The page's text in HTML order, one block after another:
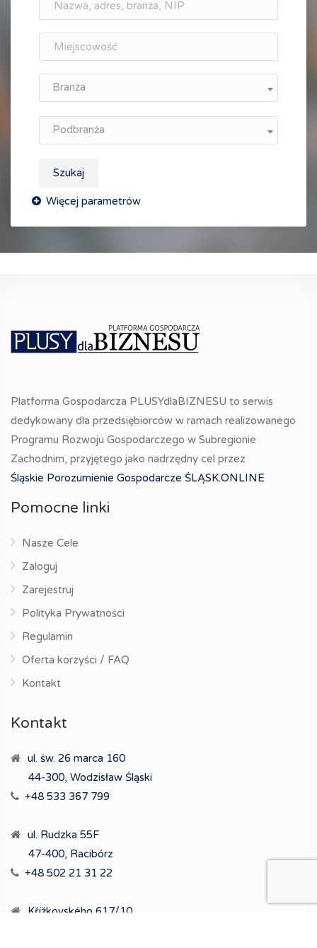
Branża
Podbranża
Szukaj
Platforma Gospodarcza PLUSYdlaBIZNESU to serwis
dedykowany dla przedsiębiorców w ramach realizowanego
Programu Rozwoju Gospodarczego w Subregionie
Zachodnim, przyjętego jako nadrzędny cel przez
Śląskie Porozumienie Gospodarcze ŚLĄSK.ONLINE
Pomocne linki
Nasze Cele
Zaloguj
Zarejestruj
Polityka Prywatności
Regulamin
Oferta korzyści / FAQ
Kontakt
Kontakt
ul. św. 26 marca 160
44-300, Wodzisław Śląski
+48 533 367 799
ul. Rudzka 55F
47-400, Racibórz
+48 502 21 31 22
Křížkovského 617/10